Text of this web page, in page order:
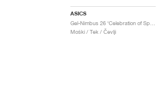
ASICS
Moški / Tek / Čevlji